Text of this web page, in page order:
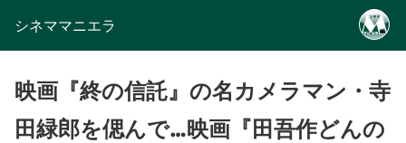
シネママニエラ
映画『終の信託』の名カメラマン・寺
田緑郎を偲んで…映画『田吾作どんの